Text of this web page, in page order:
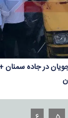
در جاده سمنان